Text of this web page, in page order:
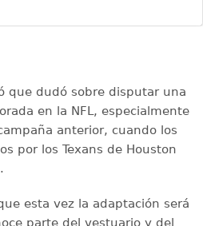
que dudó sobre disputar una
en la NFL, especialmente
anterior, cuando los
por los Texans de Houston
esta vez la adaptación será
parte del vestuario y del